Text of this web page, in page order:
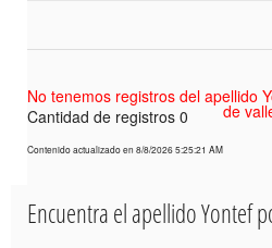
No tenemos registros del apellido
de
Cantidad de registros 0
Contenido actualizado en 8/8/2026 5:25:21 AM
Encuentra el apellido Yontef